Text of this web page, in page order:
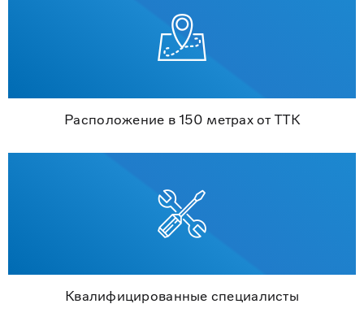
Расположение в 150 метрах от ТТК
Квалифицированные специалисты